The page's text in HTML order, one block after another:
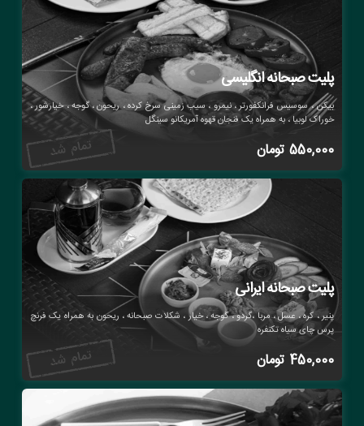
پلیت صبحانه انگلیسی
بیکن ، سوسیس فرانکفورتر ، نیمرو ، سیب زمینی سرخ کرده ، ریحون ، گوجه ، خیارشور ،
خوراک لوبیا ، به همراه یک فنجان قهوه آمریکانو سینگل
550,000 تومان
پلیت صبحانه ایرانی
پنیر ، کره ، عسل ، مربا ،گردو ، گوجه ، خیار ، شکلات صبحانه ، ریحون به همراه یک فرنچ
پرس چای سیاه تکنفره
450,000 تومان